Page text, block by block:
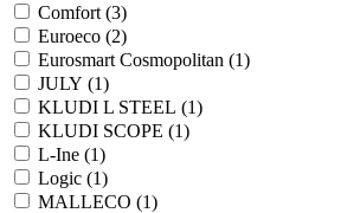
Comfort (3)
Euroeco (2)
Eurosmart Cosmopolitan (1)
JULY (1)
KLUDI L STEEL (1)
KLUDI SCOPE (1)
L-Ine (1)
Logic (1)
MALLECO (1)